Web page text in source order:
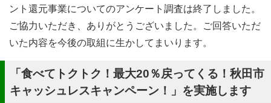
ント還元事業についてのアンケート調査は終了しました。
ご協力いただき、ありがとうございました。ご回答いただ
いた内容を今後の取組に生かしてまいります。
「食べてトクトク！最大20％戻ってくる！秋田市
キャッシュレスキャンペーン！」を実施します